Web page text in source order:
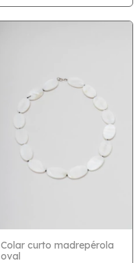
Colar curto madrepérola
oval